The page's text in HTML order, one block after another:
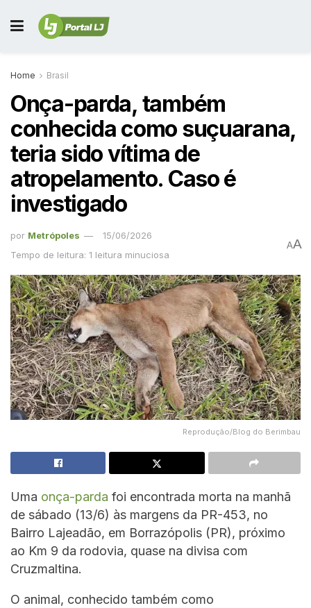
Home Brasil
Onça-parda, também
conhecida como suçuarana,
teria sido vítima de
atropelamento. Caso é
investigado
por Metrópoles
15/06/2026
Tempo de leitura: 1 leitura minuciosa
AA
Reprodução/Blog do Berimbau
Uma onça-parda foi encontrada morta na manhã
de sábado (13/6) às margens da PR-453, no
Bairro Lajeadão, em Borrazópolis (PR), próximo
ao Km 9 da rodovia, quase na divisa com
Cruzmaltina.
O animal, conhecido também como